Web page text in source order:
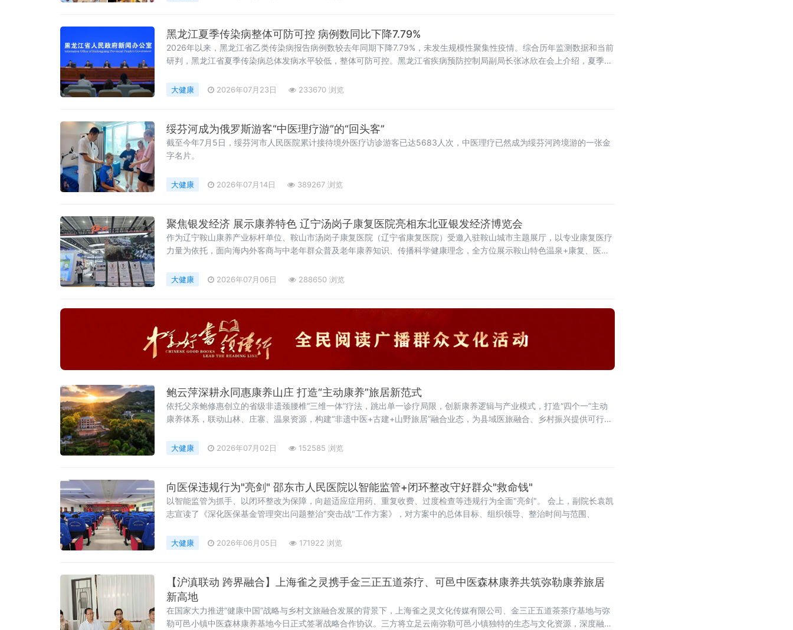
黑龙江夏季传染病整体可防可控 病例数同比下降7.79%
2026年以来，黑龙江省乙类传染病报告病例数较去年同期下降7.79%，未发生规模性聚集性疫情。综合历年监测数据和当前
研判，黑龙江省夏季传染病总体发病水平较低，整体可防可控。黑龙江省疾病预防控制局副局长张冰欣在会上介绍，夏季肠
大健康 2026年07月23日 233670 浏览
绥芬河成为俄罗斯游客“中医理疗游”的“回头客”
截至今年7月5日，绥芬河市人民医院累计接待境外医疗访诊游客已达5683人次，中医理疗已然成为绥芬河跨境游的一张金
字名片。
大健康 2026年07月14日 389267 浏览
聚焦银发经济 展示康养特色 辽宁汤岗子康复医院亮相东北亚银发经济博览会
作为辽宁鞍山康养产业标杆单位、鞍山市汤岗子康复医院（辽宁省康复医院）受邀入驻鞍山城市主题展厅，以专业康复医疗
力量为依托，面向海内外客商与中老年群众普及老年康养知识、传播科学健康理念，全方位展示鞍山特色温泉+康复、医养
大健康 2026年07月06日 288650 浏览
鲍云萍深耕永同惠康养山庄 打造“主动康养”旅居新范式
依托父亲鲍修惠创立的省级非遗颈腰椎“三维一体”疗法，跳出单一诊疗局限，创新康养逻辑与产业模式，打造“四个一”主动
康养体系，联动山林、庄寨、温泉资源，构建“非遗中医+古建+山野旅居”融合业态，为县域医旅融合、乡村振兴提供可行样
大健康 2026年07月02日 152585 浏览
向医保违规行为"亮剑" 邵东市人民医院以智能监管+闭环整改守好群众"救命钱"
以智能监管为抓手、以闭环整改为保障，向超适应症用药、重复收费、过度检查等违规行为全面"亮剑"。 会上，副院长袁凯
志宣读了《深化医保基金管理突出问题整治"突击战"工作方案》，对方案中的总体目标、组织领导、整治时间与范围、
大健康 2026年06月05日 171922 浏览
【沪滇联动 跨界融合】上海雀之灵携手金三正五道茶疗、可邑中医森林康养​共筑弥勒康养旅居
新高地​
在国家大力推进“健康中国”战略与乡村文旅融合发展的背景下，上海雀之灵文化传媒有限公司、金三正五道茶茶疗基地与弥
勒可邑小镇中医森林康养基地今日正式签署战略合作协议。三方将立足云南弥勒可邑小镇独特的生态与文化资源，深度融合